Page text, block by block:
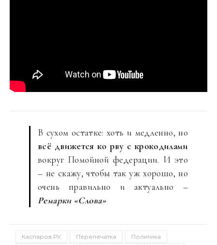
В сухом остатке: хоть и медленно, но
всё движется ко рву с крокодилами
вокруг Помойной федерации. И это
– не скажу, чтобы так уж хорошо, но
очень правильно и актуально –
Ремарки «Слова»
Каспаров.РУ Перепечатка
Политика